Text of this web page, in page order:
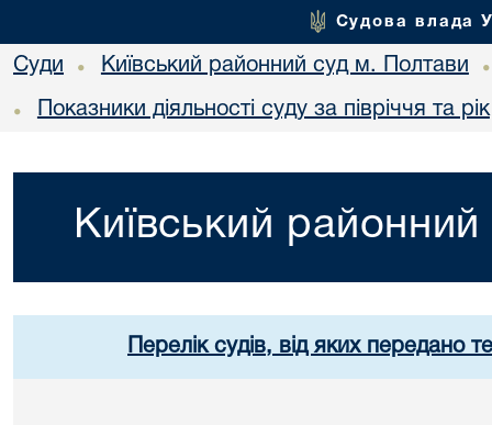
Судова влада
Суди • Київський районний суд м. Полтави •
• Показники діяльності суду за півріччя та рік
Київський
Перелік судів, від яких передано